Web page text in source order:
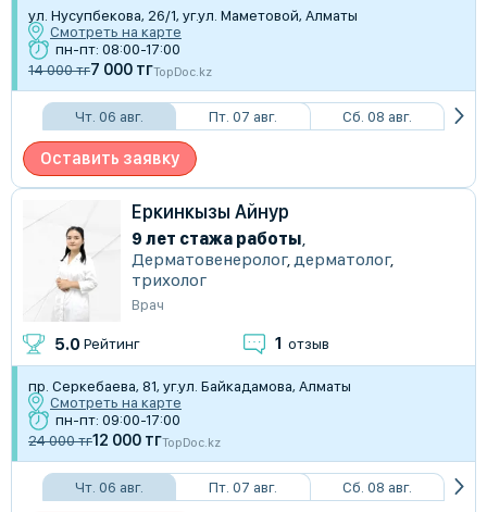
ул. Нусупбекова, 26/1, уг.ул. Маметовой, Алматы
Смотреть на карте
пн-пт: 08:00-17:00
14 000 тг7 000 тгTopDoc.kz
Чт. 06 авг. Пт. 07 авг. Сб. 08 авг.
Оставить заявку
Еркинкызы Айнур
9 лет стажа работы,
Дерматовенеролог,дерматолог,
трихолог
Врач
5.0 Рейтинг 1 отзыв
пр. Серкебаева, 81, уг.ул. Байкадамова, Алматы
Смотреть на карте
пн-пт: 09:00-17:00
24 000 тг12 000 тгTopDoc.kz
Чт. 06 авг. Пт. 07 авг. Сб. 08 авг.